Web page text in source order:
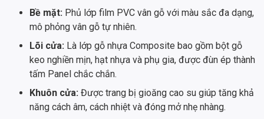
Bề mặt: Phủ lớp film PVC vân gỗ với màu sắc đa dạng,
mô phỏng vân gỗ tự nhiên.
Lõi cửa: Là lớp gỗ nhựa Composite bao gồm bột gỗ
keo nghiền mịn, hạt nhựa và phụ gia, được đùn ép thành
tấm Panel chắc chắn.
Khuôn cửa: Được trang bị gioăng cao su giúp tăng khả
năng cách âm, cách nhiệt và đóng mở nhẹ nhàng.